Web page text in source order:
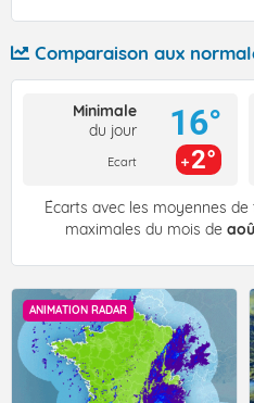
Comparaison aux
Minimale
du jour
Ecart
16°
2°
Écarts avec les moyennes
maximales du mois de
ANIMATION RADAR